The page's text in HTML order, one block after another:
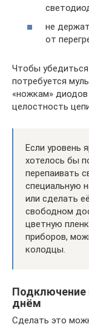
не
от
Чтобы
потребуется
«ножкам»
целостность
Если уровень
хотелось бы
перепаивать
специальную
или сделать
свободном
цветную
приборов,
колодцы.
Подключение
днём
Сделать это